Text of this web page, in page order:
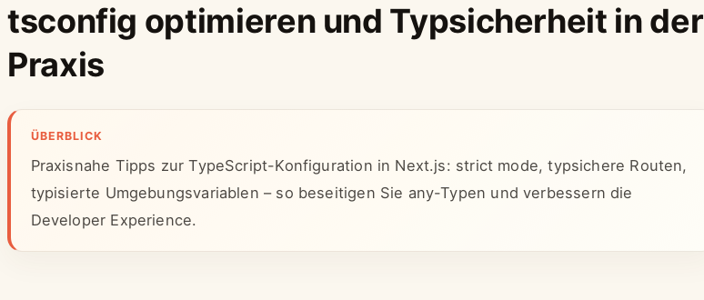
tsconfig optimieren und Typsicherheit in der
Praxis
ÜBERBLICK
Praxisnahe Tipps zur TypeScript-Konfiguration in Next.js: strict mode, typsichere Routen,
typisierte Umgebungsvariablen – so beseitigen Sie any-Typen und verbessern die
Developer Experience.